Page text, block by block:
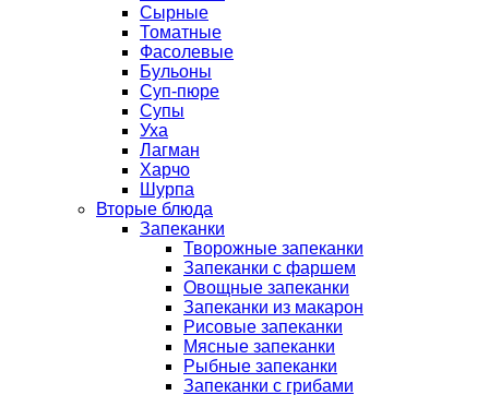
Сырные
Томатные
Фасолевые
Бульоны
Суп-пюре
Супы
Уха
Лагман
Харчо
Шурпа
Вторые блюда
Запеканки
Творожные запеканки
Запеканки с фаршем
Овощные запеканки
Запеканки из макарон
Рисовые запеканки
Мясные запеканки
Рыбные запеканки
Запеканки с грибами